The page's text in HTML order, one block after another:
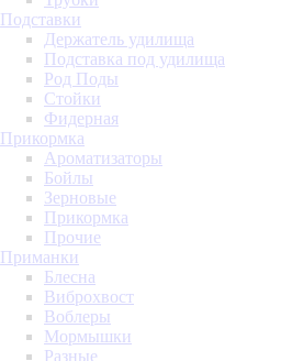
Подставки
Держатель удилища
Подставка под удилища
Род Поды
Стойки
Фидерная
Прикормка
Ароматизаторы
Бойлы
Зерновые
Прикормка
Прочие
Приманки
Блесна
Виброхвост
Воблеры
Мормышки
Разные